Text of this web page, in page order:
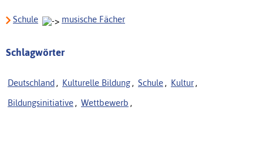
Schule musische Fächer
Schlagwörter
Deutschland , Kulturelle Bildung , Schule , Kultur ,
Bildungsinitiative , Wettbewerb ,